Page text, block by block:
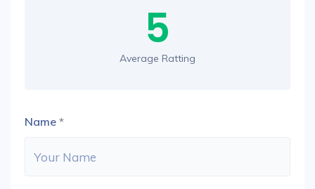
5
Average Ratting
Name *